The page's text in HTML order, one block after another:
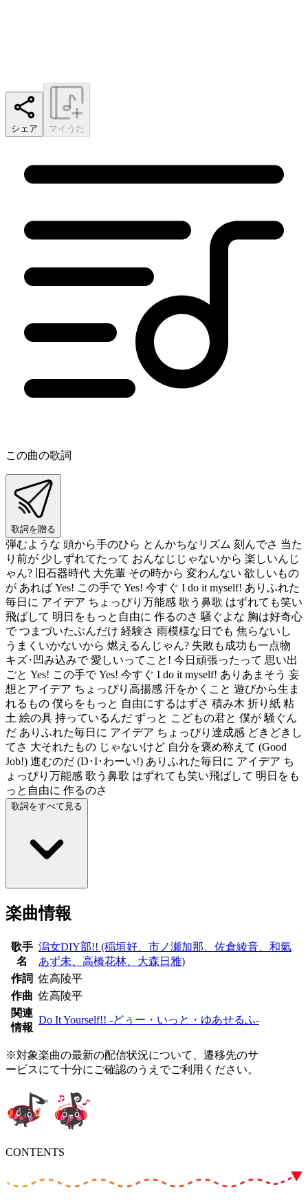
シェア マイうた
この曲の歌詞
歌詞を贈る
弾むような 頭から手のひら とんかちなリズム 刻んでさ 当た
り前が 少しずれてたって おんなじじゃないから 楽しいんじ
ゃん? 旧石器時代 大先輩 その時から 変わんない 欲しいもの
が あれば Yes! この手で Yes! 今すぐ I do it myself! ありふれた
毎日に アイデア ちょっぴり万能感 歌う鼻歌 はずれても笑い
飛ばして 明日をもっと自由に 作るのさ 騒ぐよな 胸は好奇心
で つまづいたぶんだけ 経験さ 雨模様な日でも 焦らないし
うまくいかないから 燃えるんじゃん? 失敗も成功も一点物
キズ･凹み込みで 愛しいってこと! 今日頑張ったって 思い出
ごと Yes! この手で Yes! 今すぐ I do it myself! ありあまそう 妄
想とアイデア ちょっぴり高揚感 汗をかくこと 遊びから生ま
れるもの 僕らをもっと 自由にするはずさ 積み木 折り紙 粘
土 絵の具 持っているんだ ずっと こどもの君と 僕が 騒ぐん
だ ありふれた毎日に アイデア ちょっぴり達成感 どきどきし
てさ 大それたもの じゃないけど 自分を褒め称えて (Good
Job!) 進むのだ (D･I･わーい!) ありふれた毎日に アイデア ち
ょっぴり万能感 歌う鼻歌 はずれても笑い飛ばして 明日をも
っと自由に 作るのさ
歌詞をすべて見る
楽曲情報
歌手
名
潟女DIY部!! (稲垣好、市ノ瀬加那、佐倉綾音、和氣
あず未、高橋花林、大森日雅)
作詞 佐高陵平
作曲 佐高陵平
関連
情報
Do It Yourself!! -どぅー・いっと・ゆあせるふ-
※対象楽曲の最新の配信状況について、遷移先のサ
ービスにて十分にご確認のうえでご利用ください。
CONTENTS